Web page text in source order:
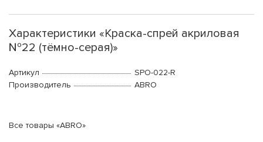
Характеристики «Краска-спрей акриловая
№22 (тёмно-серая)»
Артикул
SPO-022-R
Производитель
ABRO
Все товары «ABRO»